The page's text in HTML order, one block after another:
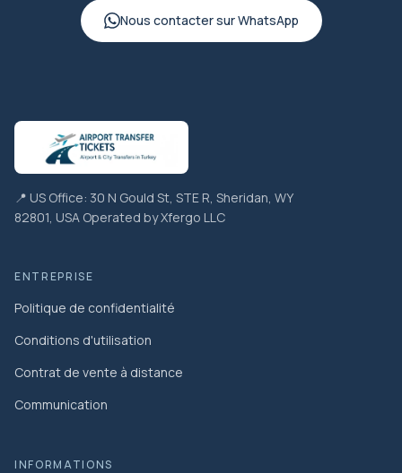
Nous contacter sur WhatsApp
📍 US Office: 30 N Gould St, STE R, Sheridan, WY
82801, USA Operated by Xfergo LLC
ENTREPRISE
Politique de confidentialité
Conditions d'utilisation
Contrat de vente à distance
Communication
INFORMATIONS